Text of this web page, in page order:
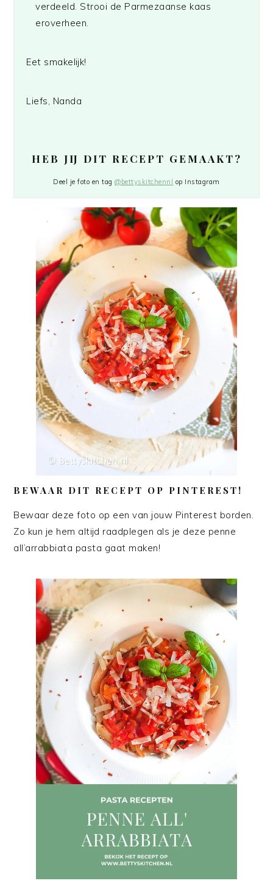
verdeeld. Strooi de Parmezaanse kaas
eroverheen.
Eet smakelijk!
Liefs, Nanda
HEB JIJ DIT RECEPT GEMAAKT?
Deel je foto en tag@bettyskitchennl op Instagram
BEWAAR DIT RECEPT OP PINTEREST!
Bewaar deze foto op een van jouw Pinterest borden.
Zo kun je hem altijd raadplegen als je deze penne
all’arrabbiata pasta gaat maken!